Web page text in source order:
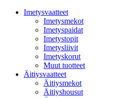
Imetysvaatteet
Imetysmekot
Imetyspaidat
Imetystopit
Imetysliivit
Imetyskorut
Muut tuotteet
Äitiysvaatteet
Äitiysmekot
Äitiyshousut